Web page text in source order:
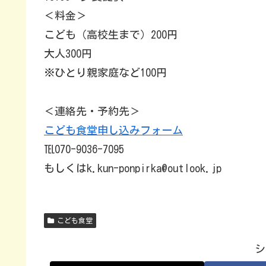
＜料金＞
こども（高校生まで）200円
大人300円
※ひとり親家庭など100円
＜連絡先・予約先＞
こども食堂申し込みフォーム
℡070-9036-7095
もしくはk.kun-ponpirka@outlook.jp
こども食堂